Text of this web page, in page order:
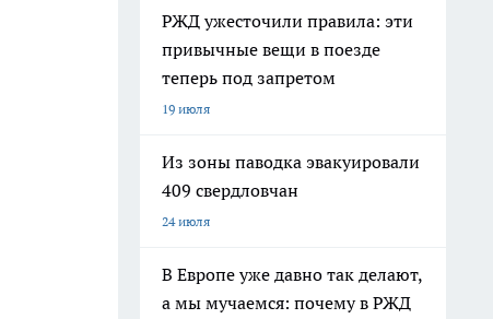
РЖД ужесточили правила: эти
привычные вещи в поезде
теперь под запретом
19 июля
Из зоны паводка эвакуировали
409 свердловчан
24 июля
В Европе уже давно так делают,
а мы мучаемся: почему в РЖД